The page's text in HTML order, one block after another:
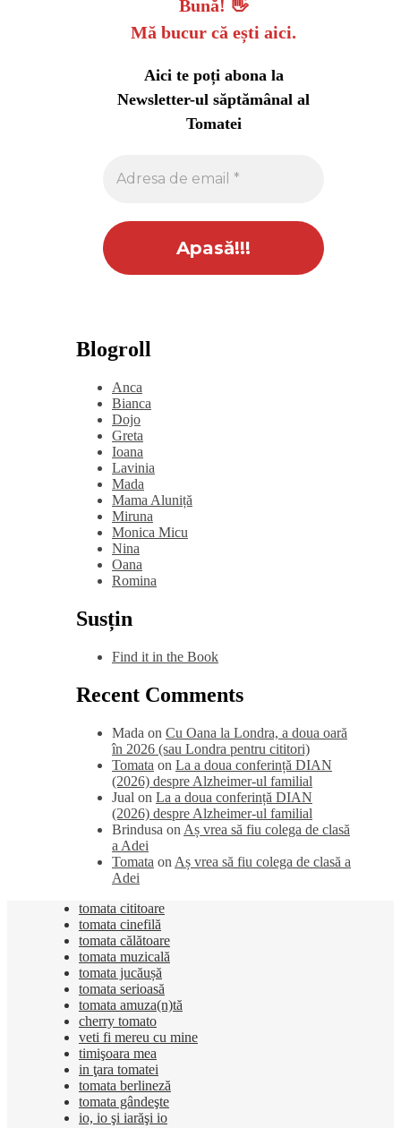
Bună! 👋
Mă bucur că ești aici.
Aici te poți abona la
Newsletter-ul săptămânal al
Tomatei
Blogroll
Anca
Bianca
Dojo
Greta
Ioana
Lavinia
Mada
Mama Aluniță
Miruna
Monica Micu
Nina
Oana
Romina
Susțin
Find it in the Book
Recent Comments
Mada on Cu Oana la Londra, a doua oară
în 2026 (sau Londra pentru cititori)
Tomata on La a doua conferință DIAN
(2026) despre Alzheimer-ul familial
Jual on La a doua conferință DIAN
(2026) despre Alzheimer-ul familial
Brindusa on Aș vrea să fiu colega de clasă
a Adei
Tomata on Aș vrea să fiu colega de clasă a
Adei
tomata cititoare
tomata cinefilă
tomata călătoare
tomata muzicală
tomata jucăușă
tomata serioasă
tomata amuza(n)tă
cherry tomato
veti fi mereu cu mine
timişoara mea
in ţara tomatei
tomata berlineză
tomata gândeşte
io, io şi iarăşi io